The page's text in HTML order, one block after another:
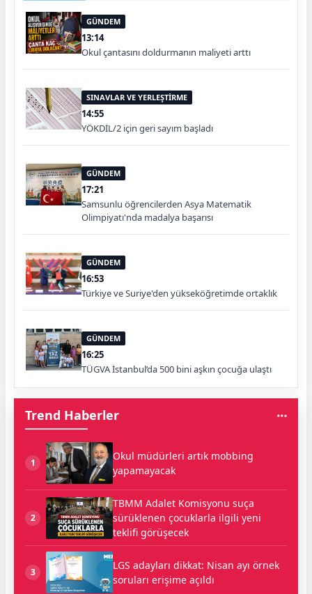
GÜNDEM
13:14
Okul çantasını doldurmanın maliyeti arttı
SINAVLAR VE YERLEŞTİRME
14:55
YÖKDİL/2 için geri sayım başladı
GÜNDEM
17:21
Samsunlu öğrencilerden Asya Matematik
Olimpiyatı'nda madalya başarısı
GÜNDEM
16:53
Türkiye ve Suriye'den yükseköğretimde ortaklık
GÜNDEM
16:25
TÜGVA İstanbul’da 500 bini aşkın çocuğa ulaştı
Trend Haberler
1
Okul müdürleri artık mobbing
yapamayacak
2
TBMM Adalet Komisyonu suça
sürüklenen çocuklarla ilgili yeni
teklifi görüşecek
3
LGS adayları dikkat: Nisan ayı örnek
soruları erişime açıldı